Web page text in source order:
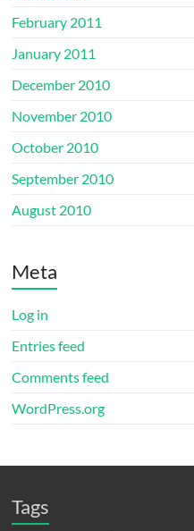
February 2011
January 2011
December 2010
November 2010
October 2010
September 2010
August 2010
Meta
Log in
Entries feed
Comments feed
WordPress.org
Tags